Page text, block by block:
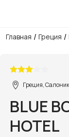
Главная / Греция /
Греция,
BLUE
HOTEL